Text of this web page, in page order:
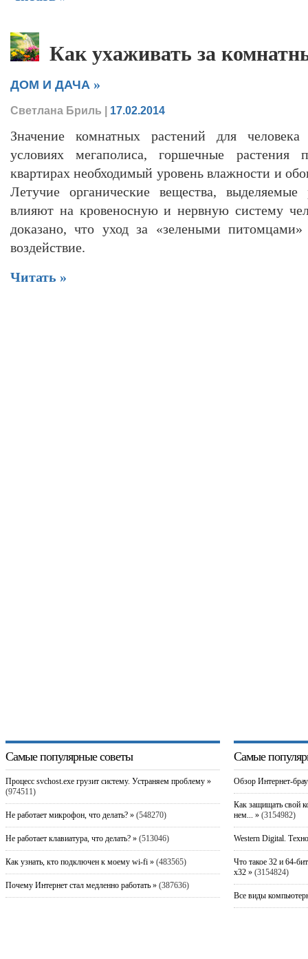
Как ухаживать за
ДОМ И ДАЧА »
Светлана Бриль | 17.02.2014
Значение комнатных растений для
условиях мегаполиса, горшечные растения
квартирах необходимый уровень влажности и
Летучие органические вещества, выделяемые
влияют на кровеносную и нервную систему
доказано, что уход за «зелеными питомцами»
воздействие.
Читать »
Самые популярные советы
Процесс svchost.exe грузит систему. Устраняем проблему »
(974511)
Не работает микрофон, что делать? »(548270)
Не работает клавиатура, что делать? »(513046)
Как узнать, кто подключен к моему wi-fi »(483565)
Почему Интернет стал медленно работать »(387636)
Самые
Обзор Интернет-
Как защищать свой
нем... »(3154982)
Western Digital.
Что такое 32 и 64-
x32 »(3154824)
Все виды